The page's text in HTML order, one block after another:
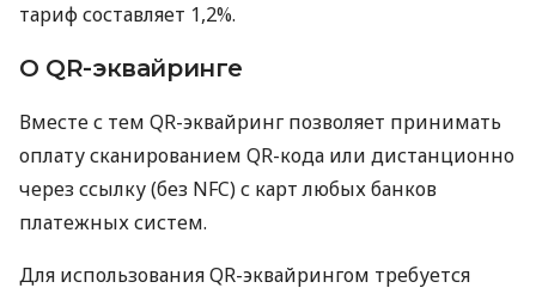
тариф составляет 1,2%.
О QR-эквайринге
Вместе с тем QR-эквайринг позволяет принимать
оплату сканированием QR-кода или дистанционно
через ссылку (без NFC) с карт любых банков
платежных систем.
Для использования QR-эквайрингом требуется